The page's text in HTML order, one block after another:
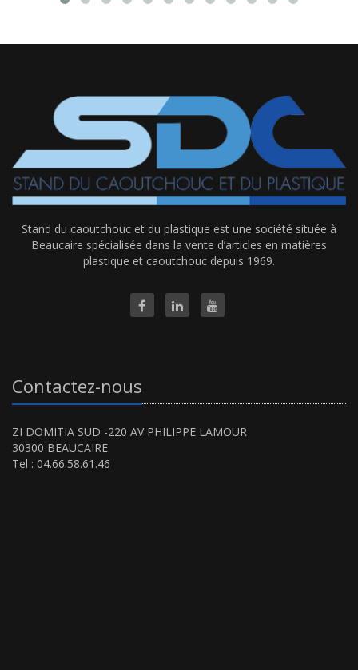
Stand du caoutchouc et du plastique est une société située à
Beaucaire spécialisée dans la vente d’articles en matières
plastique et caoutchouc depuis 1969.
Contactez-nous
ZI DOMITIA SUD -220 AV PHILIPPE LAMOUR
30300 BEAUCAIRE
Tel : 04.66.58.61.46